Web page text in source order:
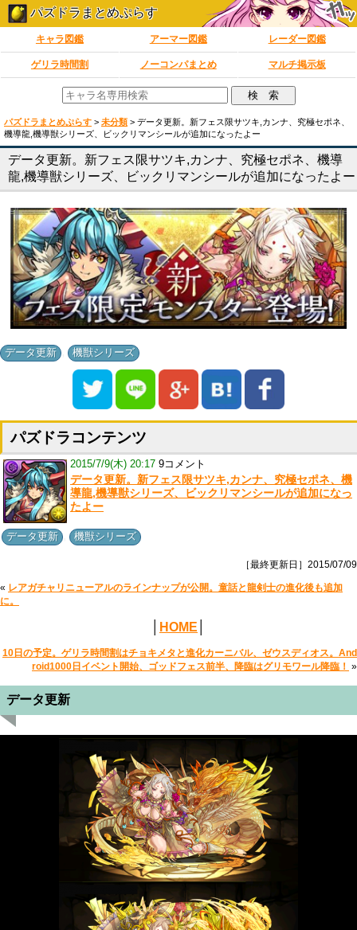
パズドラまとめぷらす
キャラ図鑑 アーマー図鑑 レーダー図鑑
ゲリラ時間割 ノーコンパまとめ マルチ掲示板
パズドラまとめぷらす > 未分類 > データ更新。新フェス限サツキ,カンナ、究極セポネ、
機導龍,機導獣シリーズ、ビックリマンシールが追加になったよー
データ更新。新フェス限サツキ,カンナ、究極セポネ、機導
龍,機導獣シリーズ、ビックリマンシールが追加になったよー
データ更新 機獣シリーズ
パズドラコンテンツ
2015/7/9(木) 20:17 9コメント
データ更新。新フェス限サツキ,カンナ、究極セポネ、機
導龍,機導獣シリーズ、ビックリマンシールが追加になっ
たよー
データ更新 機獣シリーズ
［最終更新日］2015/07/09
« レアガチャリニューアルのラインナップが公開。童話と龍剣士の進化後も追加
に。
HOME
10日の予定。ゲリラ時間割はチョキメタと進化カーニバル、ゼウスディオス。And
roid1000日イベント開始、ゴッドフェス前半、降臨はグリモワール降臨！ »
データ更新